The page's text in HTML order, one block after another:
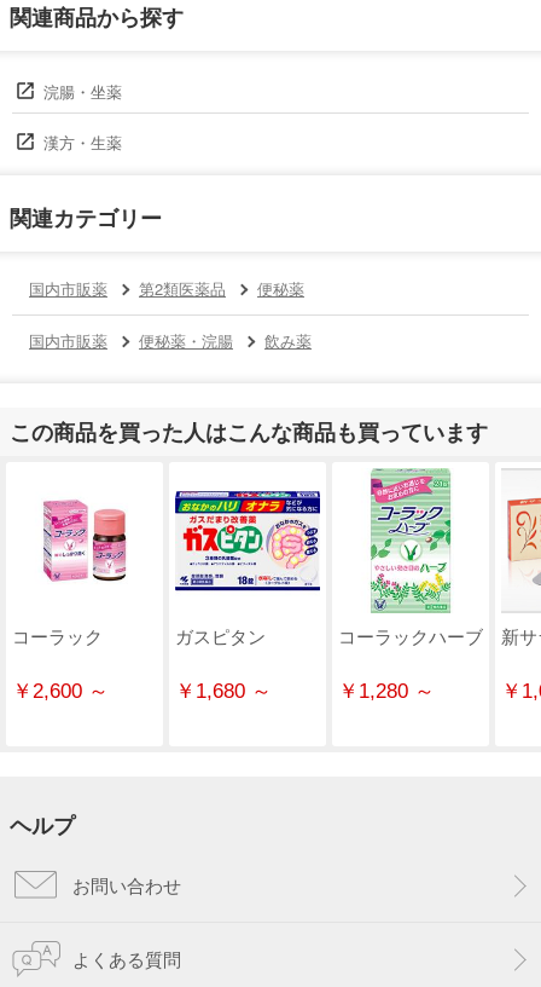
関連商品から探す
浣腸・坐薬
漢方・生薬
関連カテゴリー
国内市販薬 第2類医薬品 便秘薬
国内市販薬 便秘薬・浣腸 飲み薬
この商品を買った人はこんな商品も買っています
コーラック
￥2,600 ～
ガスピタン
￥1,680 ～
コーラックハーブ
￥1,280 ～
新
￥
ヘルプ
お問い合わせ
よくある質問